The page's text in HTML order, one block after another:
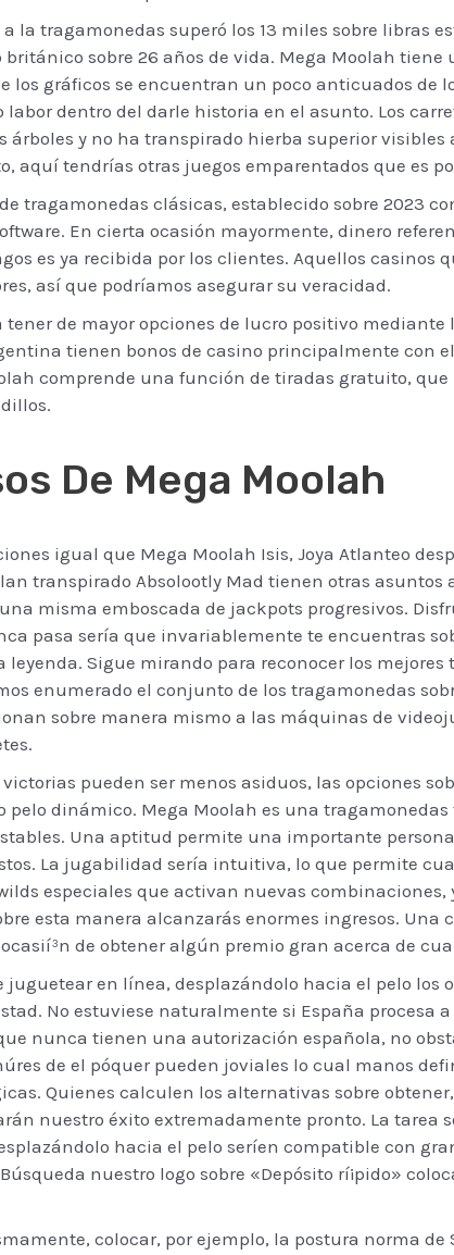
la tragamonedas superó los 13 miles sobre libras
sobre 26 años de vida. Mega Moolah tiene
los gráficos se encuentran un poco anticuados de
dentro del darle historia en el asunto. Los
y no ha transpirado hierba superior visibles
aquí tendrí­as otras juegos emparentados que es
tragamonedas clásicas, establecido sobre 2023
En cierta ocasión mayormente, dinero
es ya recibida por los clientes. Aquellos casinos
así que podrí­amos asegurar su veracidad.
de mayor opciones de lucro positivo
tienen bonos de casino principalmente con
comprende una función de tiradas gratuito,
De Mega Moolah
igual que Mega Moolah Isis, Joya Atlanteo
transpirado Absolootly Mad tienen otras
misma emboscada de jackpots progresivos.
pasa serí­a que invariablemente te encuentras
leyenda. Sigue mirando para reconocer los
enumerado el conjunto de los tragamonedas
sobre manera mismo a las máquinas de
pueden ser menos asiduos, las opciones
dinámico. Mega Moolah es una
Una aptitud permite una importante
La jugabilidad serí­a intuitiva, lo que permite
especiales que activan nuevas
esta manera alcanzarás enormes ingresos.
de obtener algún premio gran acerca de
juguetear en línea, desplazándolo hacia el pelo
No estuviese naturalmente si España
nunca tienen una autorización española, no
de el póquer pueden joviales lo cual manos
Quienes calculen los alternativas sobre
nuestro éxito extremadamente pronto. La tarea
hacia el pelo serí­en compatible con
Búsqueda nuestro logo sobre «Depósito rí¡pido»
colocar, por ejemplo, la postura norma